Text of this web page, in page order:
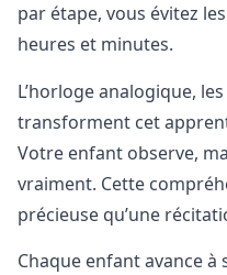
par étape, vous évitez
heures et minutes.
L’horloge analogique,
transforment cet
Votre enfant observe,
vraiment. Cette
précieuse qu’une
Chaque enfant avance